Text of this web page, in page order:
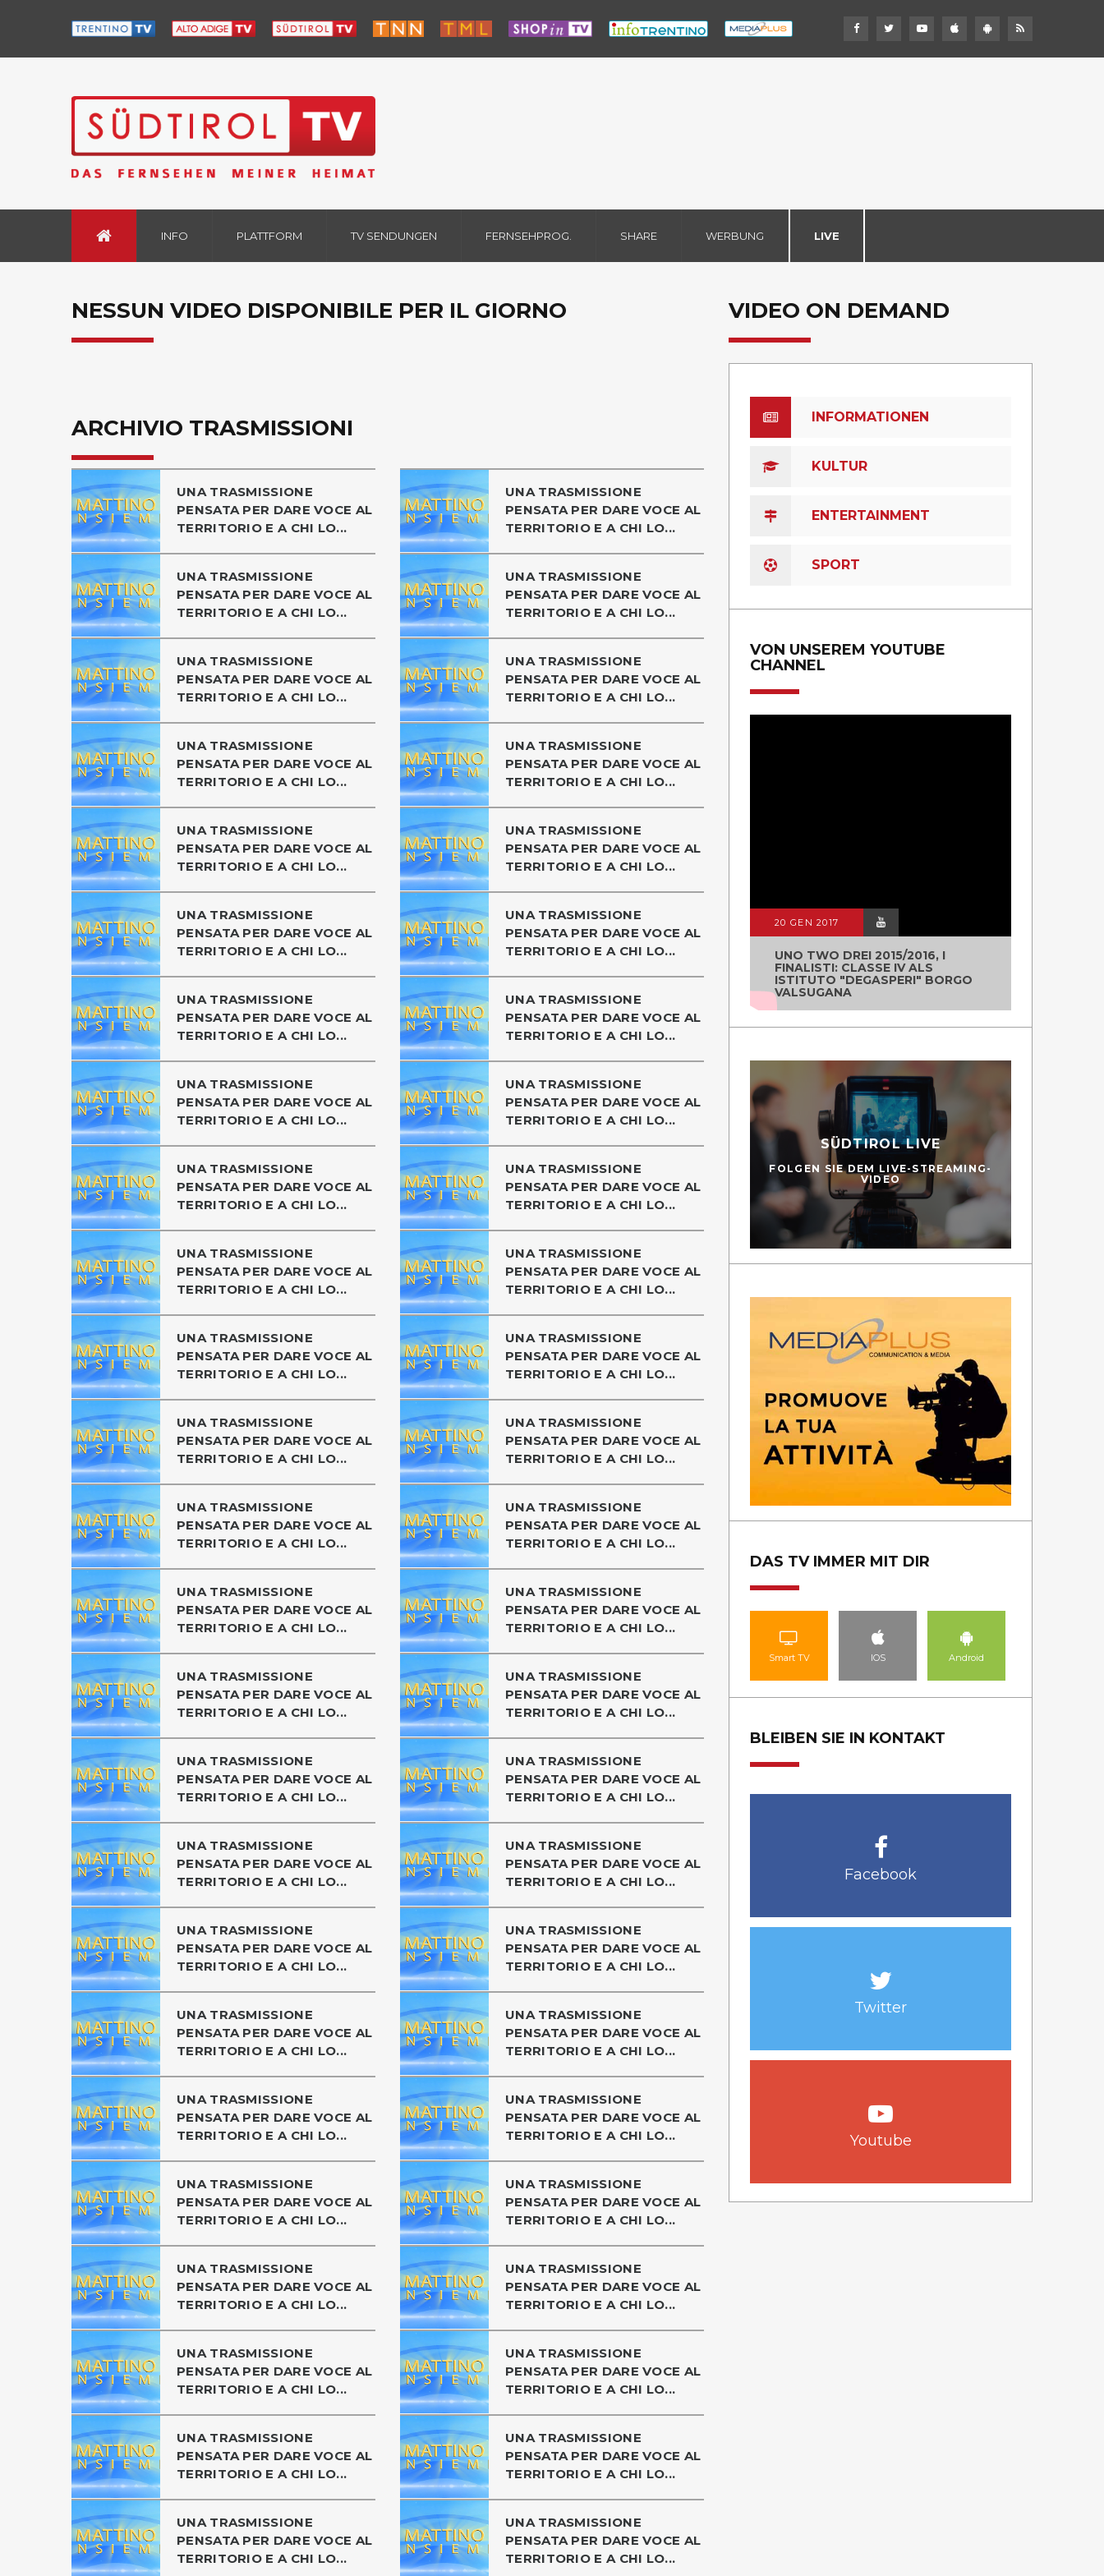
INFO PLATTFORM TV SENDUNGEN FERNSEHPROG. SHARE WERBUNG LIVE
NESSUN VIDEO DISPONIBILE PER IL GIORNO
ARCHIVIO TRASMISSIONI
UNA TRASMISSIONE
PENSATA PER DARE VOCE AL
TERRITORIO E A CHI LO...
UNA TRASMISSIONE
PENSATA PER DARE VOCE AL
TERRITORIO E A CHI LO...
UNA TRASMISSIONE
PENSATA PER DARE VOCE AL
TERRITORIO E A CHI LO...
UNA TRASMISSIONE
PENSATA PER DARE VOCE AL
TERRITORIO E A CHI LO...
UNA TRASMISSIONE
PENSATA PER DARE VOCE AL
TERRITORIO E A CHI LO...
UNA TRASMISSIONE
PENSATA PER DARE VOCE AL
TERRITORIO E A CHI LO...
UNA TRASMISSIONE
PENSATA PER DARE VOCE AL
TERRITORIO E A CHI LO...
UNA TRASMISSIONE
PENSATA PER DARE VOCE AL
TERRITORIO E A CHI LO...
UNA TRASMISSIONE
PENSATA PER DARE VOCE AL
TERRITORIO E A CHI LO...
UNA TRASMISSIONE
PENSATA PER DARE VOCE AL
TERRITORIO E A CHI LO...
UNA TRASMISSIONE
PENSATA PER DARE VOCE AL
TERRITORIO E A CHI LO...
UNA TRASMISSIONE
PENSATA PER DARE VOCE AL
TERRITORIO E A CHI LO...
UNA TRASMISSIONE
PENSATA PER DARE VOCE AL
TERRITORIO E A CHI LO...
UNA TRASMISSIONE
PENSATA PER DARE VOCE AL
TERRITORIO E A CHI LO...
UNA TRASMISSIONE
PENSATA PER DARE VOCE AL
TERRITORIO E A CHI LO...
UNA TRASMISSIONE
PENSATA PER DARE VOCE AL
TERRITORIO E A CHI LO...
UNA TRASMISSIONE
PENSATA PER DARE VOCE AL
TERRITORIO E A CHI LO...
UNA TRASMISSIONE
PENSATA PER DARE VOCE AL
TERRITORIO E A CHI LO...
UNA TRASMISSIONE
PENSATA PER DARE VOCE AL
TERRITORIO E A CHI LO...
UNA TRASMISSIONE
PENSATA PER DARE VOCE AL
TERRITORIO E A CHI LO...
UNA TRASMISSIONE
PENSATA PER DARE VOCE AL
TERRITORIO E A CHI LO...
UNA TRASMISSIONE
PENSATA PER DARE VOCE AL
TERRITORIO E A CHI LO...
UNA TRASMISSIONE
PENSATA PER DARE VOCE AL
TERRITORIO E A CHI LO...
UNA TRASMISSIONE
PENSATA PER DARE VOCE AL
TERRITORIO E A CHI LO...
UNA TRASMISSIONE
PENSATA PER DARE VOCE AL
TERRITORIO E A CHI LO...
UNA TRASMISSIONE
PENSATA PER DARE VOCE AL
TERRITORIO E A CHI LO...
UNA TRASMISSIONE
PENSATA PER DARE VOCE AL
TERRITORIO E A CHI LO...
UNA TRASMISSIONE
PENSATA PER DARE VOCE AL
TERRITORIO E A CHI LO...
UNA TRASMISSIONE
PENSATA PER DARE VOCE AL
TERRITORIO E A CHI LO...
UNA TRASMISSIONE
PENSATA PER DARE VOCE AL
TERRITORIO E A CHI LO...
UNA TRASMISSIONE
PENSATA PER DARE VOCE AL
TERRITORIO E A CHI LO...
UNA TRASMISSIONE
PENSATA PER DARE VOCE AL
TERRITORIO E A CHI LO...
UNA TRASMISSIONE
PENSATA PER DARE VOCE AL
TERRITORIO E A CHI LO...
UNA TRASMISSIONE
PENSATA PER DARE VOCE AL
TERRITORIO E A CHI LO...
UNA TRASMISSIONE
PENSATA PER DARE VOCE AL
TERRITORIO E A CHI LO...
UNA TRASMISSIONE
PENSATA PER DARE VOCE AL
TERRITORIO E A CHI LO...
UNA TRASMISSIONE
PENSATA PER DARE VOCE AL
TERRITORIO E A CHI LO...
UNA TRASMISSIONE
PENSATA PER DARE VOCE AL
TERRITORIO E A CHI LO...
UNA TRASMISSIONE
PENSATA PER DARE VOCE AL
TERRITORIO E A CHI LO...
UNA TRASMISSIONE
PENSATA PER DARE VOCE AL
TERRITORIO E A CHI LO...
UNA TRASMISSIONE
PENSATA PER DARE VOCE AL
TERRITORIO E A CHI LO...
UNA TRASMISSIONE
PENSATA PER DARE VOCE AL
TERRITORIO E A CHI LO...
UNA TRASMISSIONE
PENSATA PER DARE VOCE AL
TERRITORIO E A CHI LO...
UNA TRASMISSIONE
PENSATA PER DARE VOCE AL
TERRITORIO E A CHI LO...
UNA TRASMISSIONE
PENSATA PER DARE VOCE AL
TERRITORIO E A CHI LO...
UNA TRASMISSIONE
PENSATA PER DARE VOCE AL
TERRITORIO E A CHI LO...
UNA TRASMISSIONE
PENSATA PER DARE VOCE AL
TERRITORIO E A CHI LO...
UNA TRASMISSIONE
PENSATA PER DARE VOCE AL
TERRITORIO E A CHI LO...
UNA TRASMISSIONE
PENSATA PER DARE VOCE AL
TERRITORIO E A CHI LO...
UNA TRASMISSIONE
PENSATA PER DARE VOCE AL
TERRITORIO E A CHI LO...
VIDEO ON DEMAND
INFORMATIONEN
KULTUR
ENTERTAINMENT
SPORT
VON UNSEREM YOUTUBE
CHANNEL
20 GEN 2017
UNO TWO DREI 2015/2016, I
FINALISTI: CLASSE IV ALS
ISTITUTO "DEGASPERI" BORGO
VALSUGANA
SÜDTIROL LIVE
FOLGEN SIE DEM LIVE-STREAMING-
VIDEO
DAS TV IMMER MIT DIR
Smart TV IOS Android
BLEIBEN SIE IN KONTAKT
Facebook
Twitter
Youtube